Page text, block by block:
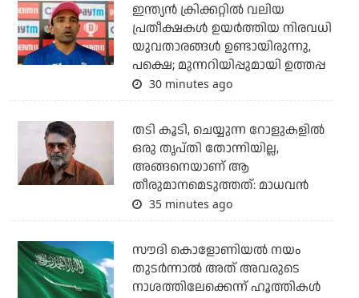
ഇന്ത്യന്‍ ക്രിക്കറ്റില്‍ വലിയ
പ്രതീക്ഷകള്‍ ഉയര്‍ത്തിയ നിരവധി
യുവതാരങ്ങള്‍ ഉണ്ടായിരുന്നു,
പക്ഷെ; മുന്നറിയിപ്പുമായി ഉത്തപ്പ
30 minutes ago
തടി കൂടി, ചെയ്യുന്ന റോളുകളില്‍
ഒരു തൃപ്തി തോന്നിയില്ല,
അങ്ങനെയാണ് ആ
തീരുമാനമെടുത്തത്: മാധവന്‍
35 minutes ago
സൗദി കൊളോണിയല്‍ നയം
തുടര്‍ന്നാല്‍ അത് അവരുടെ
നാശത്തിലേക്കെന്ന് ഹൂത്തികള്‍